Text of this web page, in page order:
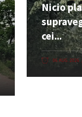
Nicio
cei...
06 AUG. 2026